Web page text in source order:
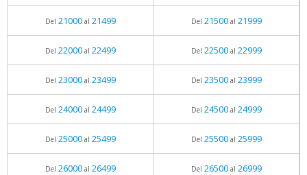
Del 21000al 21499 Del 21500al 21999
Del 22000al 22499 Del 22500al 22999
Del 23000al 23499 Del 23500al 23999
Del 24000al 24499 Del 24500al 24999
Del 25000al 25499 Del 25500al 25999
Del 26000al 26499 Del 26500al 26999